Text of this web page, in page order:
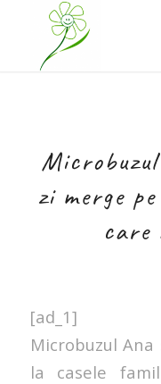
zi merge
care
[ad_1]
Microbuzul
la casele